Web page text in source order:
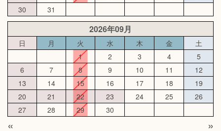
30
31
2026年09月
日 月 火 水 木 金
土
1
2 3 4
5
6
7 8 9 10 11
12
13
14 15 16 17 18
19
20
21 22 23 24 25
26
27
28 29 30
« »